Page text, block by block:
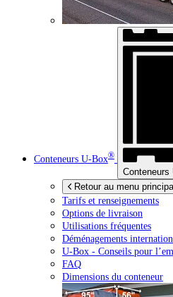
Conteneurs U-Box®
Conteneurs
Retour au menu
Tarifs et renseignements
Options de livraison
Utilisations fréquentes
Déménagements
U-Box - Conseils pour
FAQ
Dimensions du conteneur